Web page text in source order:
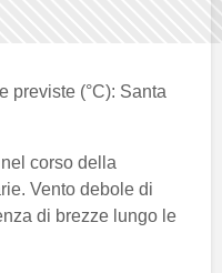
previste (°C): Santa
corso della
Vento debole di
di brezze lungo le